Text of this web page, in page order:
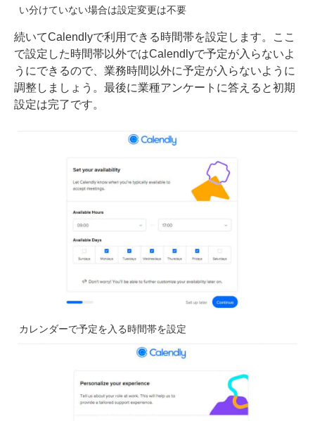
い分けていない場合は設定変更は不要
続いてCalendlyで利用できる時間帯を設定します。ここ
で設定した時間帯以外ではCalendlyで予定が入らないよ
うにできるので、業務時間以外に予定が入らないように
調整しましょう。最後に業種アンケートに答えると初期
設定は完了です。
カレンダーで予定を入る時間帯を設定